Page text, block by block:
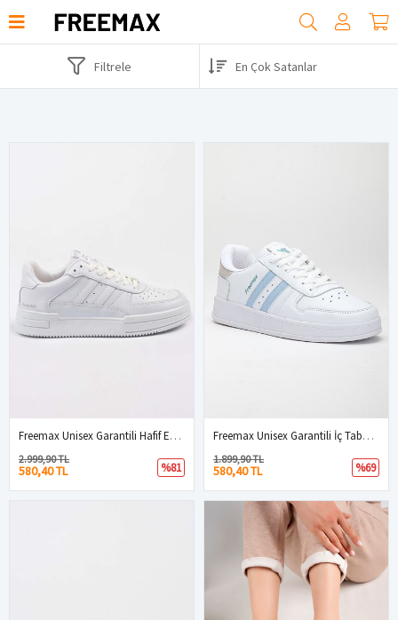
Filtrele
Freemax Unisex Garantili Hafif Esnek Sağlam Sneaker Spor Ayakkabı BEYAZ BEYAZ
580,40 TL
2.999,90 TL
%81
Freemax Unisex Garantili İç Tabanlık Hafif Esnek Sağlam Sneaker Spor Ayakkabı 2023.178 Beyaz Mavi
580,40 TL
1.899,90 TL
%69